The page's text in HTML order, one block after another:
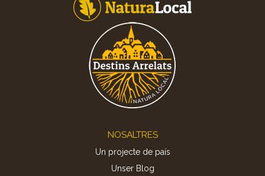
NOSALTRES
Un projecte de país
Unser Blog